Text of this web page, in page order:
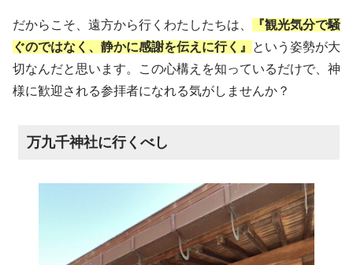
だからこそ、遠方から行くわたしたちは、
『観光気分で騒
ぐのではなく、静かに感謝を伝えに行く』
という姿勢が大
切なんだと思います。この心構えを知っているだけで、神
様に歓迎される参拝者になれる気がしませんか？
万九千神社に行くべし